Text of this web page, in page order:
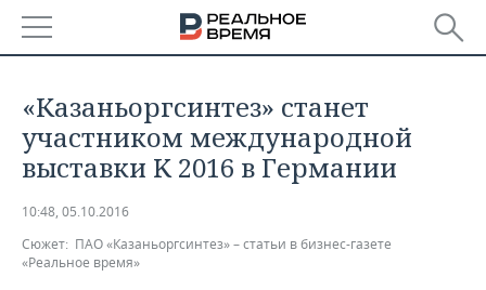
БАШКОРТОСТАН
ТАТАРСТАН
НОВОСТИ
АНАЛИТИКА
ДЕКЛАРАЦИИ О ДОХОДАХ
НОВОСТИ ЭКОНОМИКИ
ПРОМЫШЛЕННОСТЬ
«Казаньоргсинтез» станет
участником международной
выставки K 2016 в Германии
10:48, 05.10.2016
Сюжет: ПАО «Казаньоргсинтез» – статьи в бизнес-газете
«Реальное время»